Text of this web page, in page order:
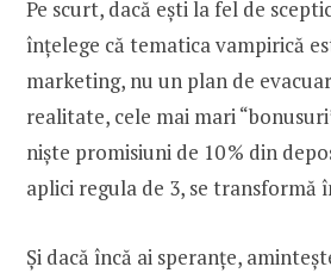
Pe scurt, dacă ești la fel de
înțelege că tematica vampirică
marketing, nu un plan de
realitate, cele mai mari
niște promisiuni de 10 % din
aplici regula de 3, se transformă
Și dacă încă ai speranțe,